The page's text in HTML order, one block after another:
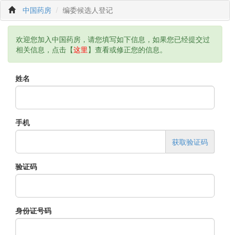
中国药房 编委候选人登记
欢迎您加入中国药房，请您填写如下信息，如果您已经提交过
相关信息，点击【这里 】查看或修正您的信息。
姓名
手机
获取验证码
验证码
身份证号码